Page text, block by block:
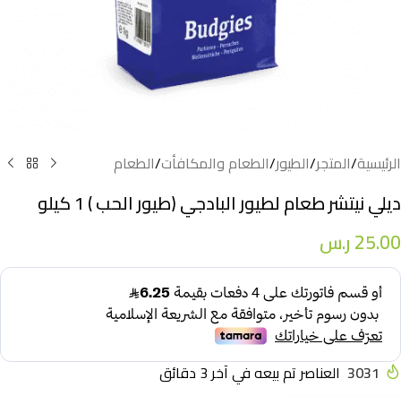
الرئيسية/المتجر/الطيور/الطعام والمكافأت/الطعام
ديلي نيتشر طعام لطيور البادجي (طيور الحب ) 1 كيلو
25.00ر.س
3031 العناصر تم بيعه في آخر 3 دقائق